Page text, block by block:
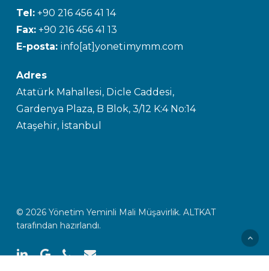
Tel: +90 216 456 41 14
Fax:+90 216 456 41 13
E-posta:info[at]yonetimymm.com
Adres
Atatürk Mahallesi, Dicle Caddesi,
Gardenya Plaza, B Blok, 3/12 K:4 No:14
Ataşehir, İstanbul
© 2026 Yönetim Yeminli Mali Müşavirlik. ALTKAT
tarafından hazırlandı.
linkedingoogle-phoneemail